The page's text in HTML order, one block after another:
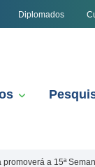
Diplomados
a 15ª